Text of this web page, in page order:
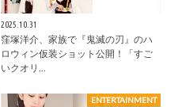
2025.10.31
窪塚洋介、家族で『鬼滅の刃』のハ
ロウィン仮装ショット公開！「すご
いクオリ…
ENTERTAINMENT